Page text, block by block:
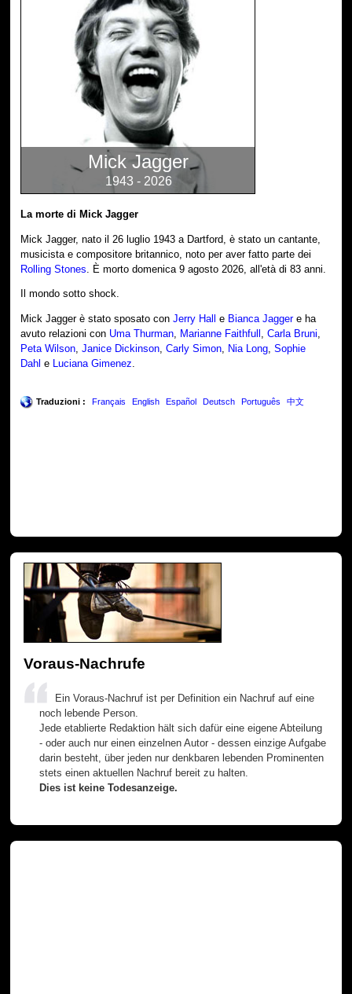
Mick Jagger
1943 - 2026
La morte di Mick Jagger
Mick Jagger, nato il 26 luglio 1943 a Dartford, è stato un cantante,
musicista e compositore britannico, noto per aver fatto parte dei
Rolling Stones . È morto domenica 9 agosto 2026, all'età di 83 anni.
Il mondo sotto shock.
Mick Jagger è stato sposato conJerry Hall e Bianca Jaggere ha
avuto relazioni con Uma Thurman, Marianne Faithfull ,Carla Bruni,
Peta Wilson,Janice Dickinson,Carly Simon, Nia Long,Sophie
Dahl e Luciana Gimenez.
Traduzioni : Français English Español Deutsch Português 中文
Voraus-Nachrufe
Ein Voraus-Nachruf ist per Definition ein Nachruf auf eine
noch lebende Person.
Jede etablierte Redaktion hält sich dafür eine eigene Abteilung
- oder auch nur einen einzelnen Autor - dessen einzige Aufgabe
darin besteht, über jeden nur denkbaren lebenden Prominenten
stets einen aktuellen Nachruf bereit zu halten.
Dies ist keine Todesanzeige.